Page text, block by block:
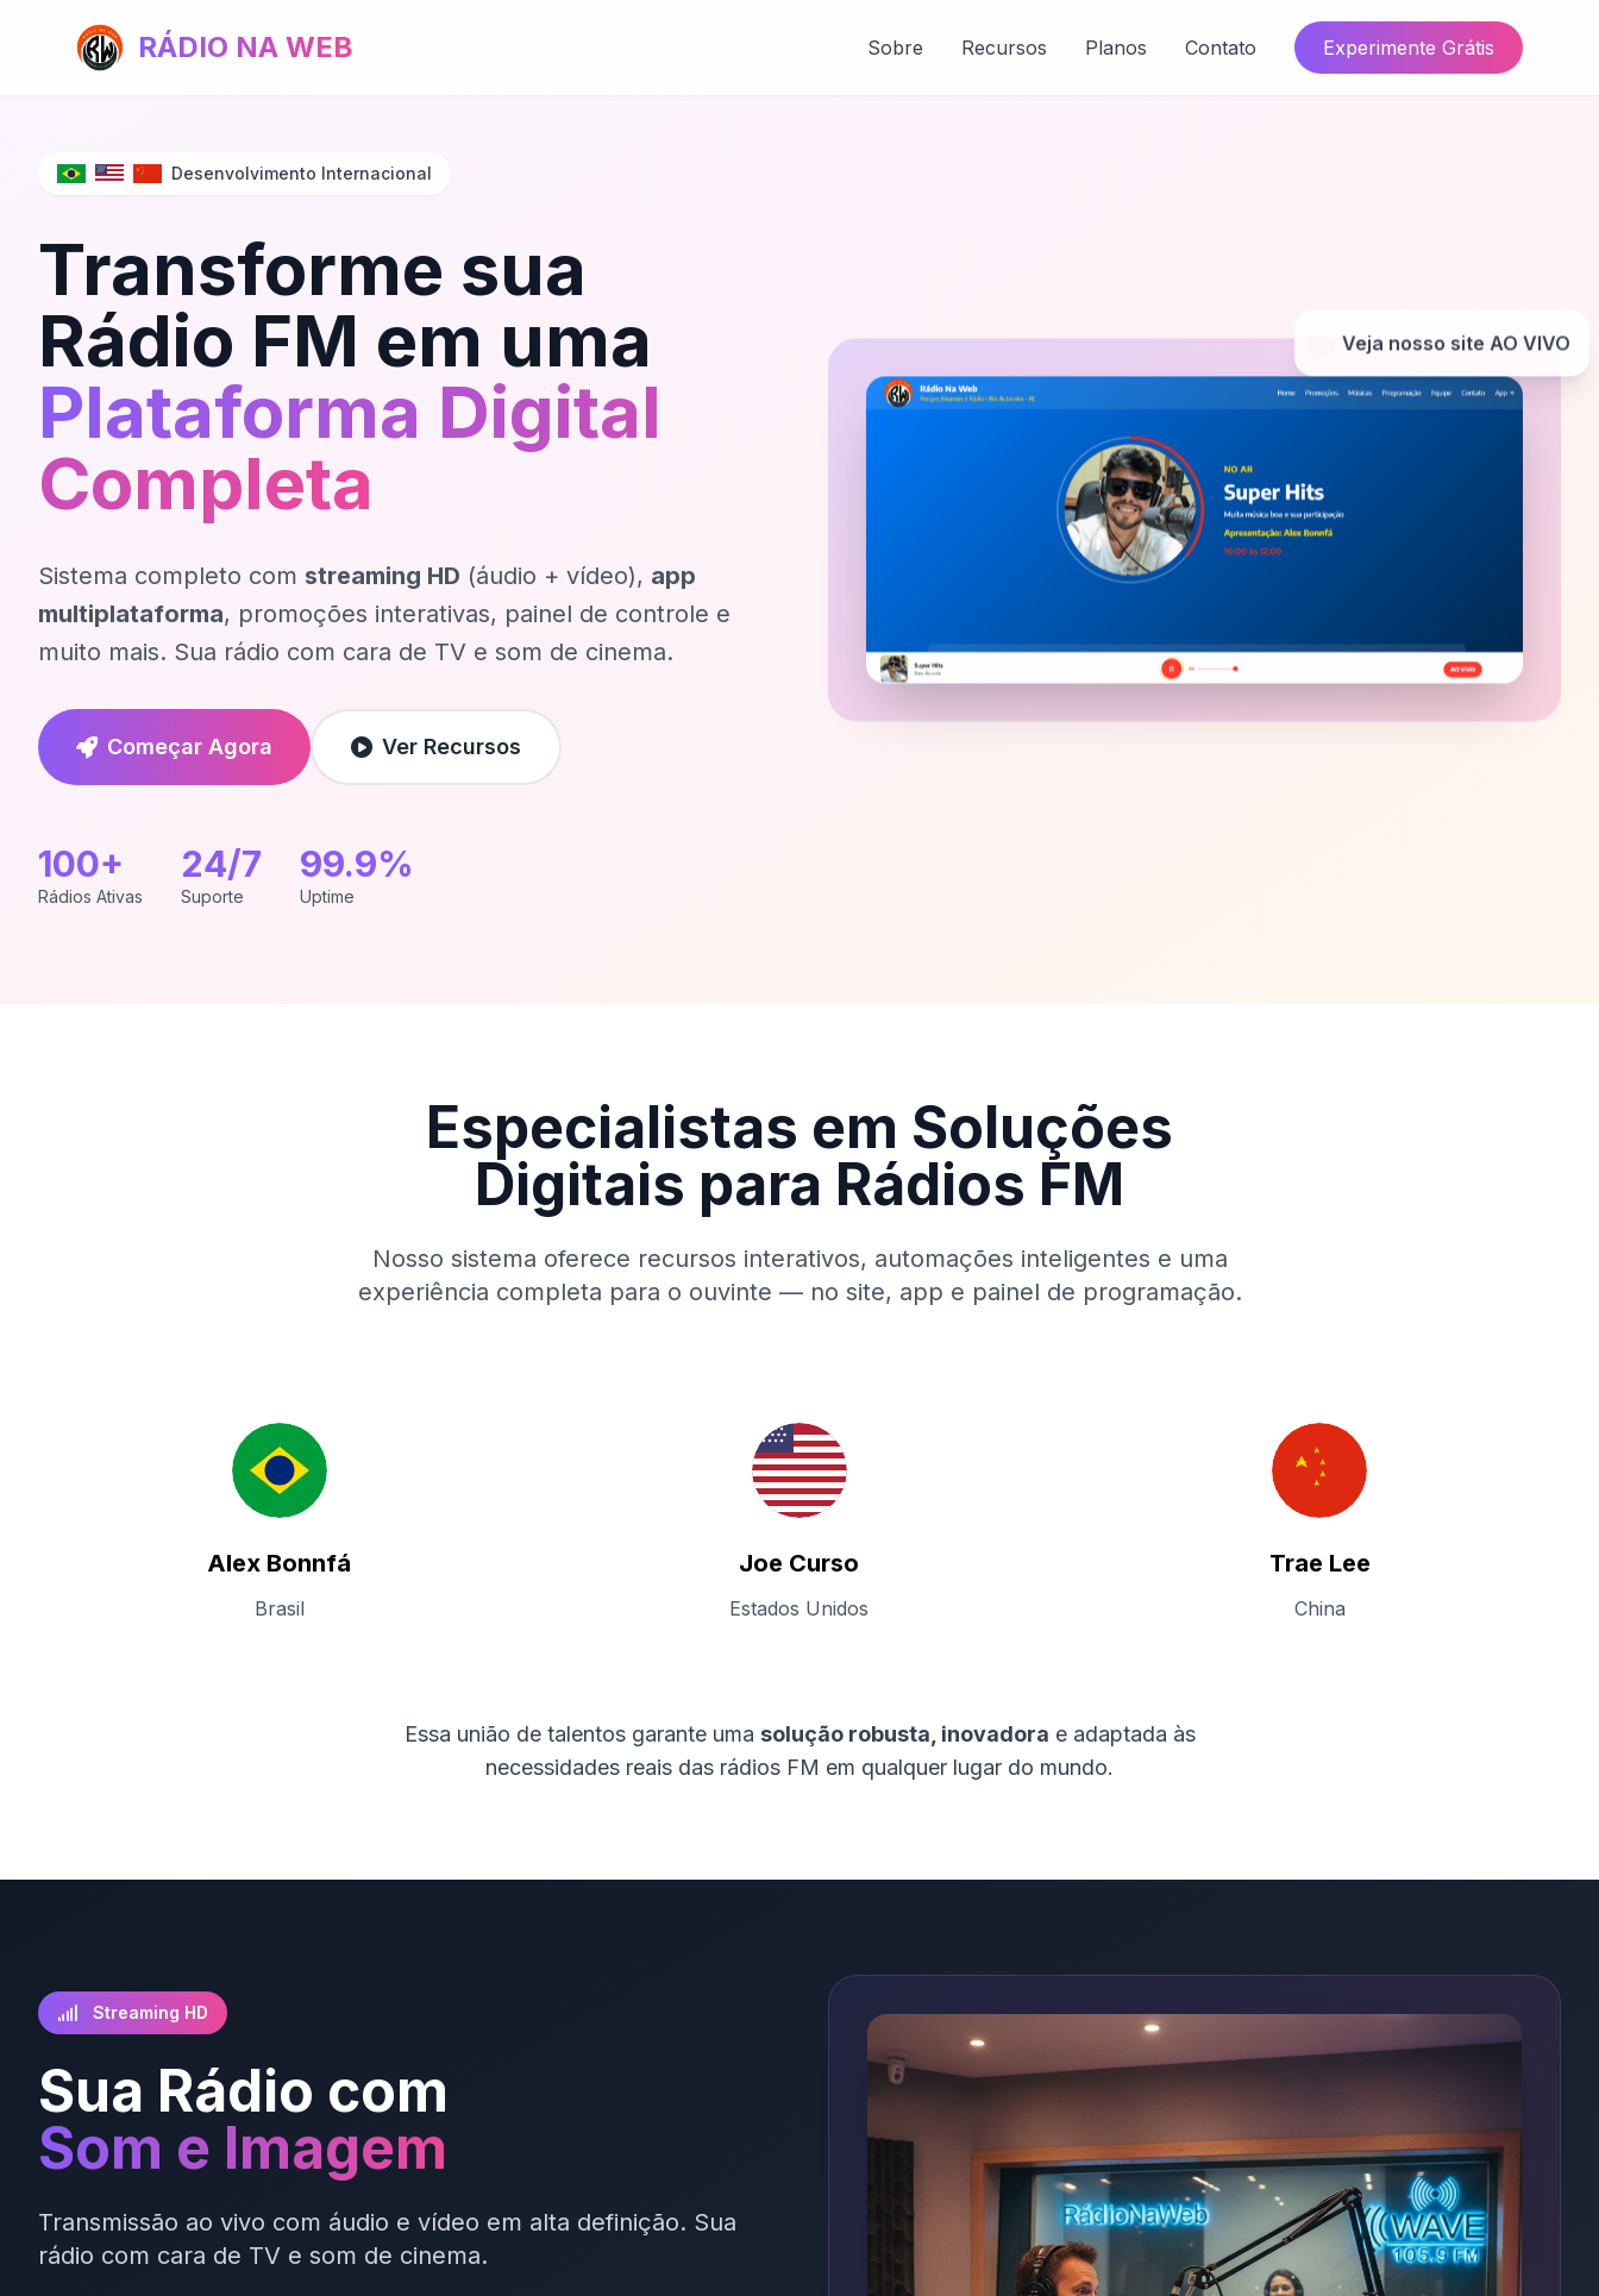
RÁDIO NA WEB Sobre Recursos Planos Contato Experimente Grátis
Desenvolvimento Internacional
Transforme sua
Rádio FM em uma
Plataforma Digital
Completa
Sistema completo com streaming HD (áudio + vídeo), app
multiplataforma, promoções interativas, painel de controle e
muito mais. Sua rádio com cara de TV e som de cinema.
Começar Agora Ver Recursos
100+
Rádios Ativas
24/7
Suporte
99.9%
Uptime
Veja nosso site AO VIVO
Especialistas em Soluções
Digitais para Rádios FM
Nosso sistema oferece recursos interativos, automações inteligentes e uma
experiência completa para o ouvinte — no site, app e painel de programação.
Alex Bonnfá
Brasil
Joe Curso
Estados Unidos
Trae Lee
China
Essa união de talentos garante uma solução robusta, inovadora e adaptada às
necessidades reais das rádios FM em qualquer lugar do mundo.
Streaming HD
Sua Rádio com
Som e Imagem
Transmissão ao vivo com áudio e vídeo em alta definição. Sua
rádio com cara de TV e som de cinema.